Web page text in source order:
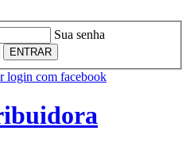
Sua senha
ENTRAR
login com facebook